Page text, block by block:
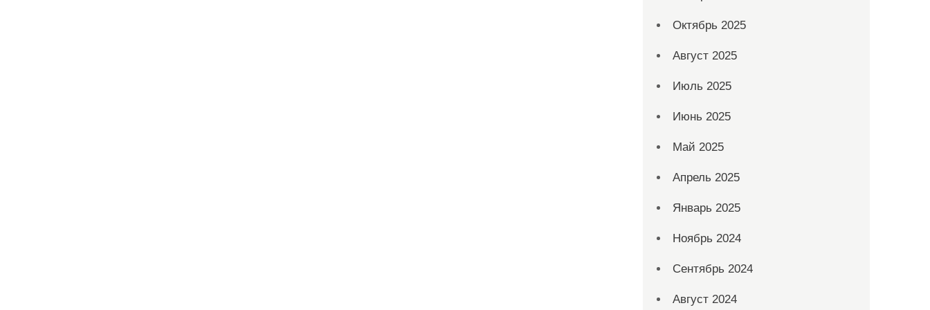
Октябрь 2025
Август 2025
Июль 2025
Июнь 2025
Май 2025
Апрель 2025
Январь 2025
Ноябрь 2024
Сентябрь 2024
Август 2024